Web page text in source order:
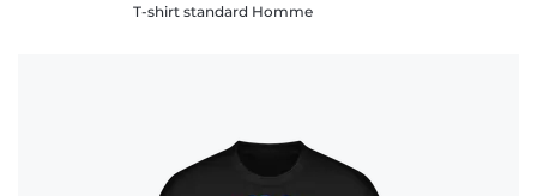
T-shirt standard Homme